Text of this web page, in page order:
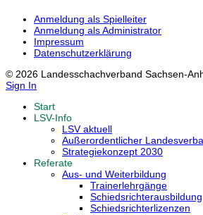
Anmeldung als Spielleiter
Anmeldung als Administrator
Impressum
Datenschutzerklärung
© 2026 Landesschachverband Sachsen-
Sign In
Start
LSV-Info
LSV aktuell
Außerordentlicher
Strategiekonzept 2030
Referate
Aus- und Weiterbildung
Trainerlehrgänge
Schiedsrichterausbildung
Schiedsrichterlizenzen